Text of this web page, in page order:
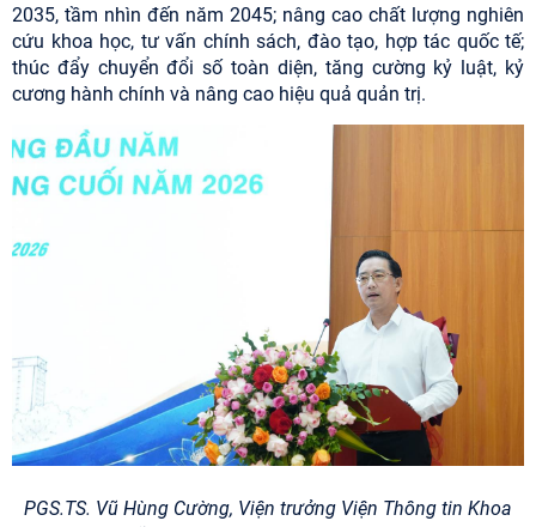
2035, tầm nhìn đến năm 2045; nâng cao chất lượng nghiên
cứu khoa học, tư vấn chính sách, đào tạo, hợp tác quốc tế;
thúc đẩy chuyển đổi số toàn diện, tăng cường kỷ luật, kỷ
cương hành chính và nâng cao hiệu quả quản trị.
PGS.TS. Vũ Hùng Cường, Viện trưởng Viện Thông tin Khoa